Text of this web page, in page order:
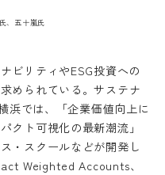
、五十嵐氏
ビリティやESG投資への
められている。サステナ
浜では、「企業価値向上に
クト可視化の最新潮流」
・スクールなどが開発し
Weighted Accounts、